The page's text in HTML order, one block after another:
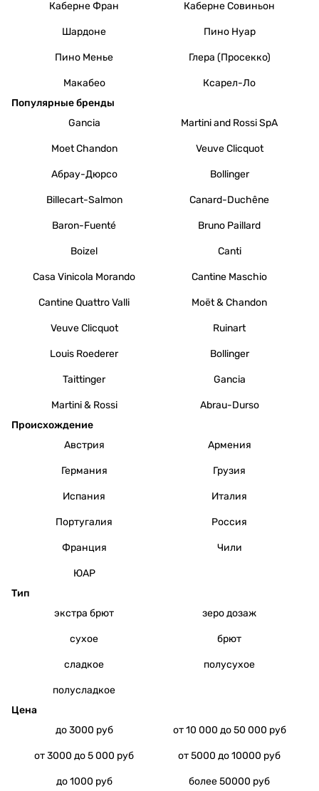
Каберне Фран Каберне Совиньон
Шардоне Пино Нуар
Пино Менье Глера (Просекко)
Макабео
Ксарел-Ло
Популярные бренды
Gancia
Martini and Rossi SpA
Moet Chandon Veuve Clicquot
Абрау-Дюрсо Bollinger
Billecart-Salmon Canard-Duchêne
Baron-Fuenté Bruno Paillard
Boizel Canti
Casa Vinicola Morando Cantine Maschio
Cantine Quattro Valli Moët & Chandon
Veuve Clicquot Ruinart
Louis Roederer Bollinger
Taittinger Gancia
Martini & Rossi
Abrau-Durso
Происхождение
Австрия
Армения
Германия Грузия
Испания Италия
Португалия Россия
Франция Чили
ЮАР
Тип
экстра брют
зеро дозаж
сухое брют
сладкое полусухое
полусладкое
Цена
до 3000 руб
от 10 000 до 50 000 руб
от 3000 до 5 000 руб от 5000 до 10000 руб
до 1000 руб более 50000 руб